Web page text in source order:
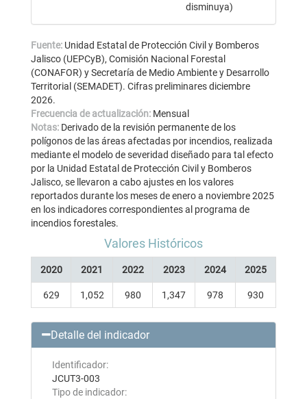
disminuya)
Fuente: Unidad Estatal de Protección Civil y Bomberos
Jalisco (UEPCyB), Comisión Nacional Forestal
(CONAFOR) y Secretaría de Medio Ambiente y Desarrollo
Territorial (SEMADET). Cifras preliminares diciembre
2026.
Frecuencia de actualización: Mensual
Notas: Derivado de la revisión permanente de los
polígonos de las áreas afectadas por incendios, realizada
mediante el modelo de severidad diseñado para tal efecto
por la Unidad Estatal de Protección Civil y Bomberos
Jalisco, se llevaron a cabo ajustes en los valores
reportados durante los meses de enero a noviembre 2025
en los indicadores correspondientes al programa de
incendios forestales.
Valores Históricos
2020 2021 2022 2023 2024 2025
629 1,052 980 1,347 978 930
Detalle del indicador
Identificador:
JCUT3-003
Tipo de indicador: